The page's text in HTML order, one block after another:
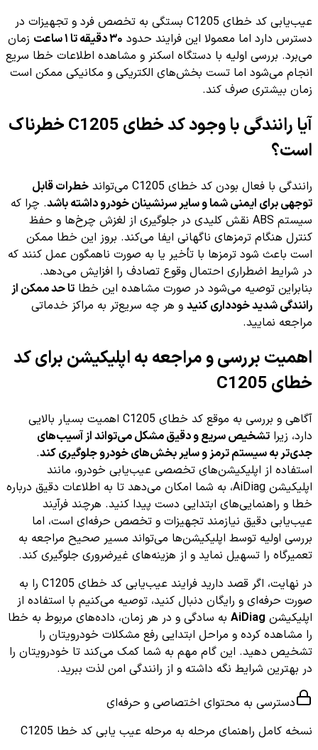
عیب‌یابی کد خطای C1205 بستگی به تخصص فرد و تجهیزات در
دسترس دارد اما معمولا این فرایند حدود ۳۰ دقیقه تا ۱ ساعت
زمان
می‌برد. بررسی اولیه با دستگاه اسکنر و مشاهده اطلاعات خطا سریع
انجام می‌شود اما تست بخش‌های الکتریکی و مکانیکی ممکن است
زمان بیشتری صرف کند.
آیا رانندگی با وجود کد خطای C1205 خطرناک
است؟
رانندگی با فعال بودن کد خطای C1205 می‌تواند
خطرات قابل
توجهی برای ایمنی شما و سایر سرنشینان خودرو داشته باشد. چرا که
سیستم ABS نقش کلیدی در جلوگیری از لغزش چرخ‌ها و حفظ
کنترل هنگام ترمزهای ناگهانی ایفا می‌کند. بروز این خطا ممکن
است باعث شود ترمزها با تأخیر یا به صورت ناهمگون عمل کنند که
در شرایط اضطراری احتمال وقوع تصادف را افزایش می‌دهد.
بنابراین توصیه می‌شود در صورت مشاهده این خطا تا حد ممکن از
رانندگی شدید خودداری کنید و هر چه سریع‌تر به مراکز خدماتی
مراجعه نمایید.
اهمیت بررسی و مراجعه به اپلیکیشن برای کد
خطای C1205
آگاهی و بررسی به موقع کد خطای C1205 اهمیت بسیار بالایی
دارد، زیرا تشخیص سریع و دقیق مشکل می‌تواند از آسیب‌های
جدی‌تر به سیستم ترمز و سایر بخش‌های خودرو جلوگیری کند.
استفاده از اپلیکیشن‌های تخصصی عیب‌یابی خودرو، مانند
اپلیکیشن AiDiag، به شما امکان می‌دهد تا به اطلاعات دقیق درباره
خطا و راهنمایی‌های ابتدایی دست پیدا کنید. هرچند فرآیند
عیب‌یابی دقیق نیازمند تجهیزات و تخصص حرفه‌ای است، اما
بررسی اولیه توسط اپلیکیشن‌ها می‌تواند مسیر صحیح مراجعه به
تعمیرگاه را تسهیل نماید و از هزینه‌های غیرضروری جلوگیری کند.
در نهایت، اگر قصد دارید فرایند عیب‌یابی کد خطای C1205 را به
صورت حرفه‌ای و رایگان دنبال کنید، توصیه می‌کنیم با استفاده از
اپلیکیشن AiDiag به سادگی و در هر زمان، داده‌های مربوط به خطا
را مشاهده کرده و مراحل ابتدایی رفع مشکلات خودرویتان را
تشخیص دهید. این گام مهم به شما کمک می‌کند تا خودرویتان را
در بهترین شرایط نگه داشته و از رانندگی امن لذت ببرید.
دسترسی به محتوای اختصاصی و حرفه‌ای
نسخه کامل راهنمای مرحله به مرحله عیب یابی کد خطا C1205